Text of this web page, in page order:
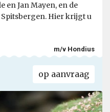
en Jan Mayen, en de
Hier krijgt u
m/v Hondius
op aanvraag